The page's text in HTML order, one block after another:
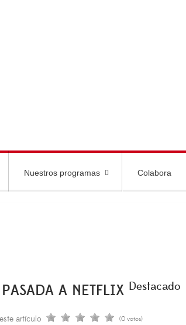
Nuestros programas Colabora
A NETFLIX Destacado
artículo (0 votos)